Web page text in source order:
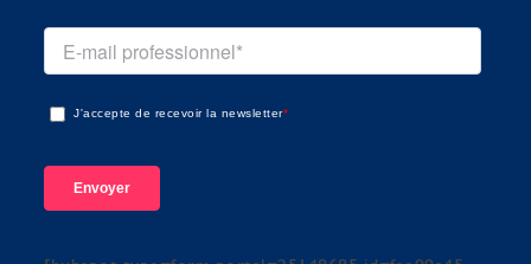
J'accepte de recevoir la newsletter*